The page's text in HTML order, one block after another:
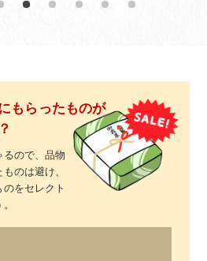
もらったものが
ので、品物
のは避け、
をセレクト